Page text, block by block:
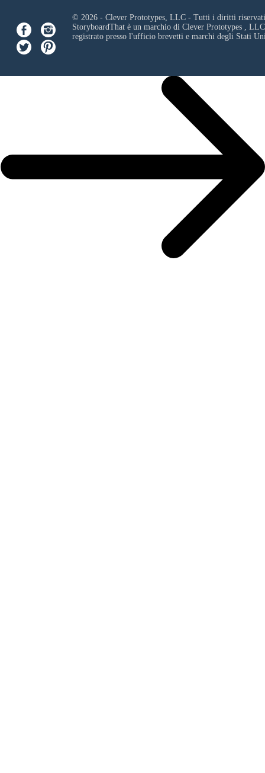
© 2026 - Clever Prototypes, LLC - Tutti i diritti
StoryboardThat è un marchio di Clever Prototypes , LLC
registrato presso l'ufficio brevetti e marchi degli Stati